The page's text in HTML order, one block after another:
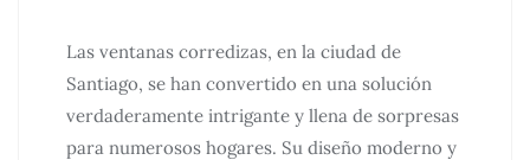
Las ventanas corredizas, en la ciudad de
Santiago, se han convertido en una solución
verdaderamente intrigante y llena de sorpresas
para numerosos hogares. Su diseño moderno y